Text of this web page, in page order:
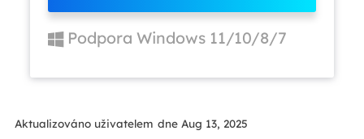
Podpora Windows 11/10/8/7
Aktualizováno uživatelem dne Aug 13, 2025